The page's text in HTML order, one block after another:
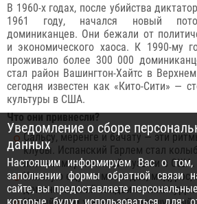
В 1960-х годах, после убийства
1961 году, начался новый
доминиканцев. Они бежали от
и экономического хаоса. К 1990-му
проживало более 300 000
стал район Вашингтон-Хайтс в
сегодня известен как «Кито-Сити» —
культуры в США.
Что они привнесли?
Сальсу, меренге и бачату — эти
клубы. Испанский Гарлем стал
латиноамериканской музыки в США.
Уличную еду — эмпанадас, мадурос,
доминиканский сэндвич
Уведомление о сборе
данных
Настоящим информируем Вас о том,
заполнении формы обратной связи
сайте, вы предоставляете